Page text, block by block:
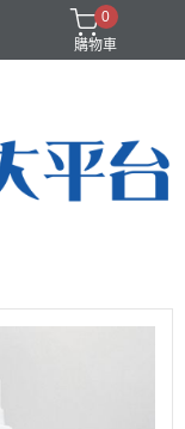
輕體、代謝
0
購物車